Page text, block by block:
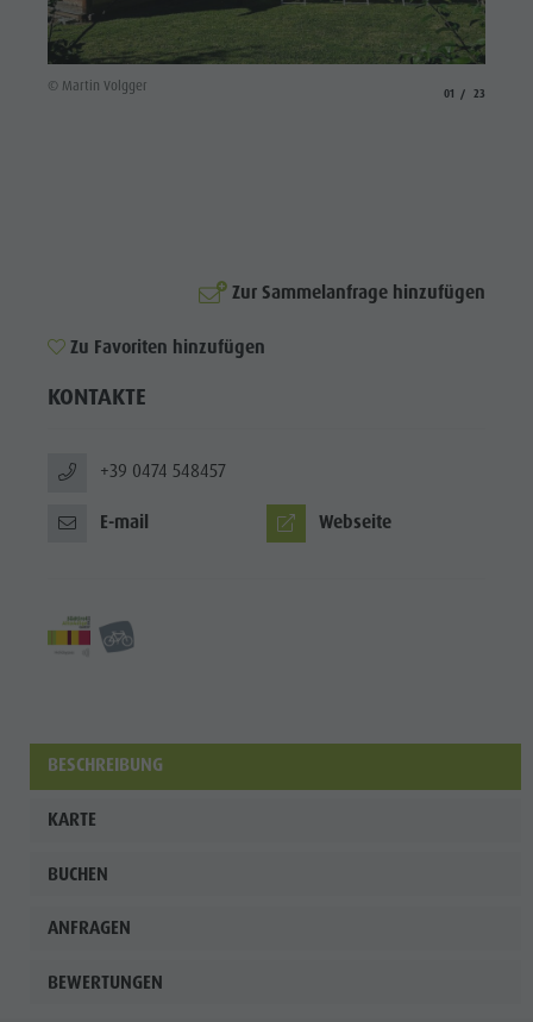
SEHENSWÜRDIGKEITEN
ORTE &
UMGEBUNG
Reiten
Tennis
Schwimmen
Katalogservice
Ortstaxe
Urlaub mit Hund
© Martin Volgger
01 23
Zur Sammelanfrage hinzufügen
Zu Favoriten hinzufügen
KONTAKTE
+39 0474 548457
E-mail Webseite
BESCHREIBUNG
KARTE
BUCHEN
ANFRAGEN
BEWERTUNGEN